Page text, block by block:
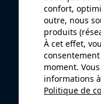
Abonnez-
confort,
outre, nous
produits
À cet effet,
moment.
informations
Politique de
partager